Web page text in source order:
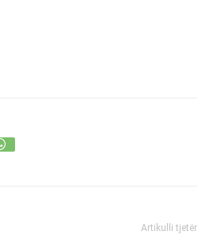
Artikulli tjetër